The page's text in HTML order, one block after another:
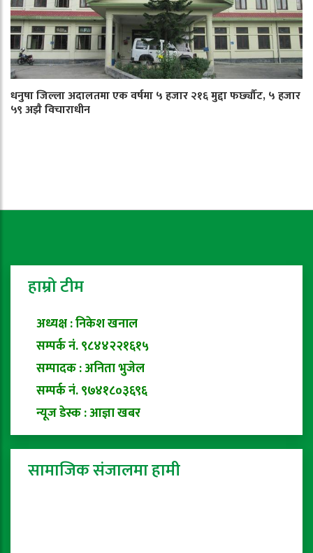
धनुषा जिल्ला अदालतमा एक वर्षमा ५ हजार २१६ मुद्दा फर्छ्यौट, ५ हजार
५९ अझै विचाराधीन
हाम्रो टीम
अध्यक्ष : निकेश खनाल
सम्पर्क नं. ९८४४२२१६१५
सम्पादक : अनिता भुजेल
सम्पर्क नं. ९७४१८०३६९६
न्यूज डेस्क : आज्ञा खबर
सामाजिक संजालमा हामी